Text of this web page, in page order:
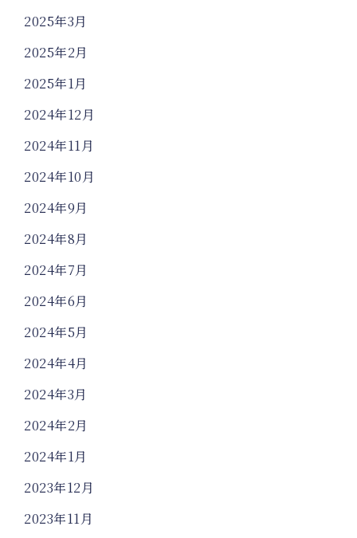
2025年3月
2025年2月
2025年1月
2024年12月
2024年11月
2024年10月
2024年9月
2024年8月
2024年7月
2024年6月
2024年5月
2024年4月
2024年3月
2024年2月
2024年1月
2023年12月
2023年11月